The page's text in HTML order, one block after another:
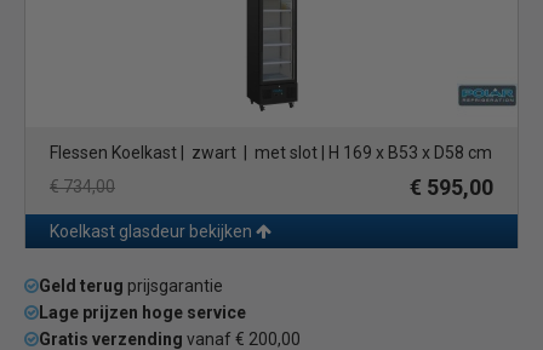
Flessen Koelkast | zwart | met slot | H 169 x B53 x D58 cm
€ 734,00
€ 595,00
Koelkast glasdeur bekijken
Geld terug prijsgarantie
Lage prijzen hoge service
Gratis verzending vanaf € 200,00